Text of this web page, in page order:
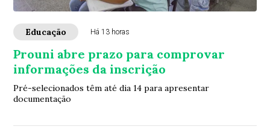
Educação Há 13 horas
Prouni abre prazo para comprovar
informações da inscrição
Pré-selecionados têm até dia 14 para apresentar
documentação